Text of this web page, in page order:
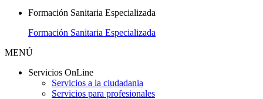
Formación Sanitaria Especializada
Formación Sanitaria Especializada
MENÚ
Servicios OnLine
Servicios a la ciudadania
Servicios para profesionales